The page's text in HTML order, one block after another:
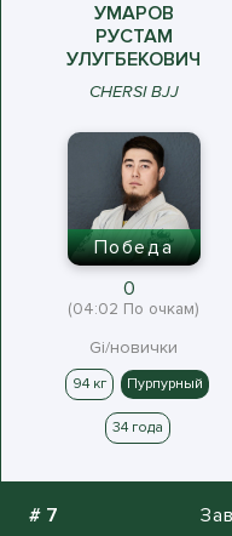
УМАРОВ
РУСТАМ
УЛУГБЕКОВИЧ
CHERSI BJJ
Победа
0
(04:02 По очкам)
Gi/новички
94 кг Пурпурный
34 года
# 7